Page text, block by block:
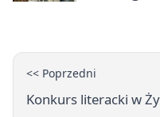
<< Poprzedni
Konkurs literacki w